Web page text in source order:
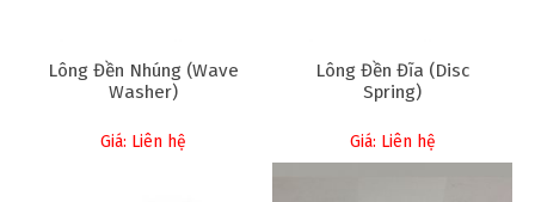
Lông Đền Nhúng (Wave
Washer)
Giá: Liên hệ
Lông Đền Đĩa (Disc
Spring)
Giá: Liên hệ